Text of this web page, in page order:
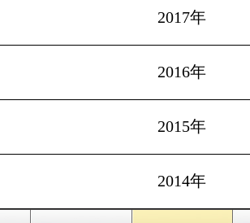
2025年
2024年
2022年